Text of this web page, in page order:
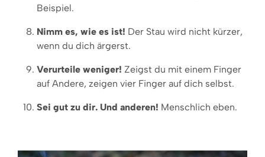
Beispiel.
Nimm es, wie es ist! Der Stau wird nicht kürzer,
wenn du dich ärgerst.
Verurteile weniger! Zeigst du mit einem Finger
auf Andere, zeigen vier Finger auf dich selbst.
Sei gut zu dir. Und anderen! Menschlich eben.